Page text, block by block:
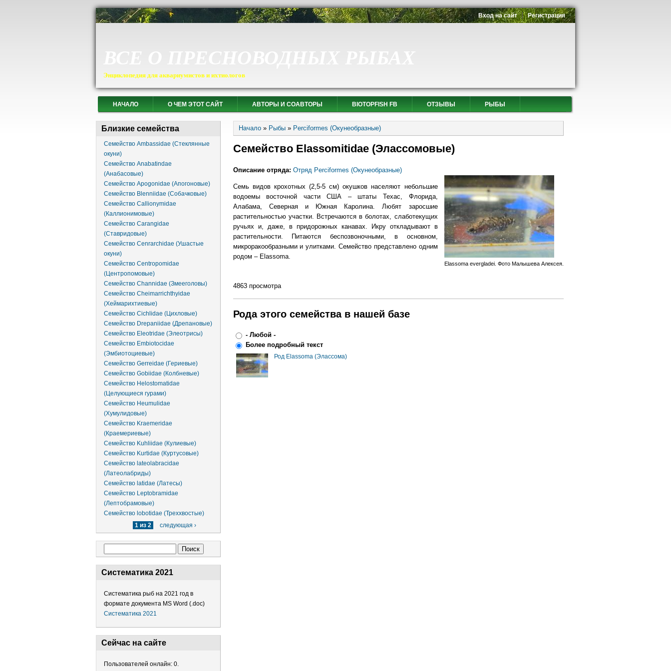
Энциклопедия для аквариумистов и ихтиологов
Вход на сайт Регистрация
НАЧАЛО О ЧЕМ ЭТОТ САЙТ АВТОРЫ И СОАВТОРЫ BIOTOPFISH FB ОТЗЫВЫ РЫБЫ
Близкие семейства
Семейство Ambassidae (Стеклянные
окуни)
Семейство Anabatindae
(Анабасовые)
Семейство Apogonidae (Апогоновые)
Семейство Blenniidae (Собачковые)
Семейство Callionymidae
(Каллионимовые)
Семейство Carangidae
(Ставридовые)
Семейство Cenrarchidae (Ушастые
окуни)
Семейство Centropomidae
(Центропомовые)
Семейство Channidae (Змееголовы)
Семейство Cheimarrichthyidae
(Хеймарихтиевые)
Семейство Cichlidae (Цихловые)
Семейство Drepaniidae (Дрепановые)
Семейство Eleotridae (Элеотрисы)
Семейство Embiotocidae
(Эмбиотоциевые)
Семейство Gerreidae (Гериевые)
Семейство Gobiidae (Колбневые)
Семейство Helostomatidae
(Целующиеся гурами)
Семейство Heumulidae
(Хумулидовые)
Семейство Kraemeridae
(Краемериевые)
Семейство Kuhliidae (Кулиевые)
Семейство Kurtidae (Куртусовые)
Семейство lateolabracidae
(Латеолабриды)
Семейство latidae (Латесы)
Семейство Leptobramidae
(Лептобрамовые)
Семейство lobotidae (Треххвостые)
1 из 2
следующая ›
Систематика 2021
Систематика рыб на 2021 год в
формате документа MS Word (.doc)
Систематика 2021
Сейчас на сайте
Пользователей онлайн: 0.
Вы здесь
Начало » Рыбы » Perciformes (Окунеобразные)
Семейство Elassomitidae (Элассомовые)
Описание отряда: Отряд Perciformes (Окунеобразные)
Elassoma evergladei. Фото Малышева Алексея.
Семь видов крохотных (2,5-5 см) окушков населяют небольшие
водоемы восточной части США – штаты Техас, Флорида,
Алабама, Северная и Южная Каролина. Любят заросшие
растительностью участки. Встречаются в болотах, слаботекущих
ручьях и, даже, в придорожных канавах. Икру откладывают в
растительности. Питаются беспозвоночными, в основном,
микроракообразными и улитками. Семейство представлено одним
родом – Elassoma.
4863 просмотра
Рода этого семейства в нашей базе
- Любой -
Более подробный текст
Род Elassoma (Элассома)